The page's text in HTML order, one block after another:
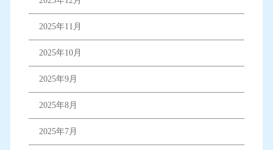
2025年11月
2025年10月
2025年9月
2025年8月
2025年7月